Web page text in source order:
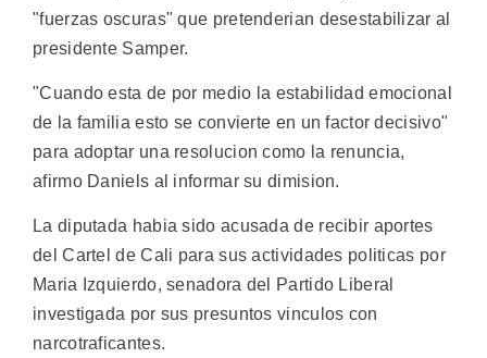
"fuerzas oscuras" que pretenderian desestabilizar al
presidente Samper.
"Cuando esta de por medio la estabilidad emocional
de la familia esto se convierte en un factor decisivo"
para adoptar una resolucion como la renuncia,
afirmo Daniels al informar su dimision.
La diputada habia sido acusada de recibir aportes
del Cartel de Cali para sus actividades politicas por
Maria Izquierdo, senadora del Partido Liberal
investigada por sus presuntos vinculos con
narcotraficantes.